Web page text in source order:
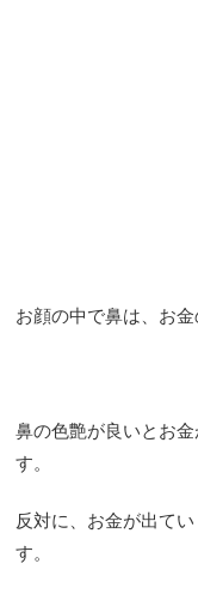
お顔の中で鼻は、お金
鼻の色艶が良いとお
す。
反対に、お金が出て
す。